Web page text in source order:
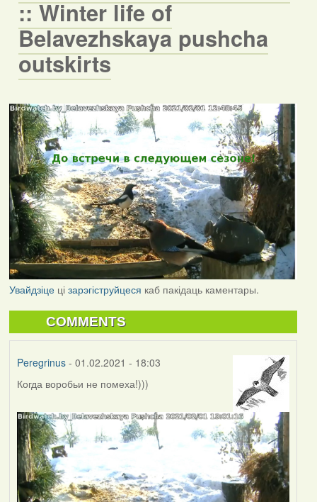
:: Winter life of
Belavezhskaya pushcha
outskirts
Увайдзіцеці зарэгіструйцеся каб пакідаць каментары.
COMMENTS
Peregrinus- 01.02.2021 - 18:03
Когда воробьи не помеха!)))